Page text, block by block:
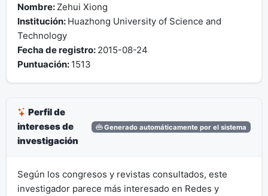
Nombre: Zehui Xiong
Institución: Huazhong University of Science and
Technology
Fecha de registro: 2015-08-24
Puntuación: 1513
Perfil de
intereses de
investigación
Generado automáticamente por el sistema
Según los congresos y revistas consultados, este
investigador parece más interesado en Redes y